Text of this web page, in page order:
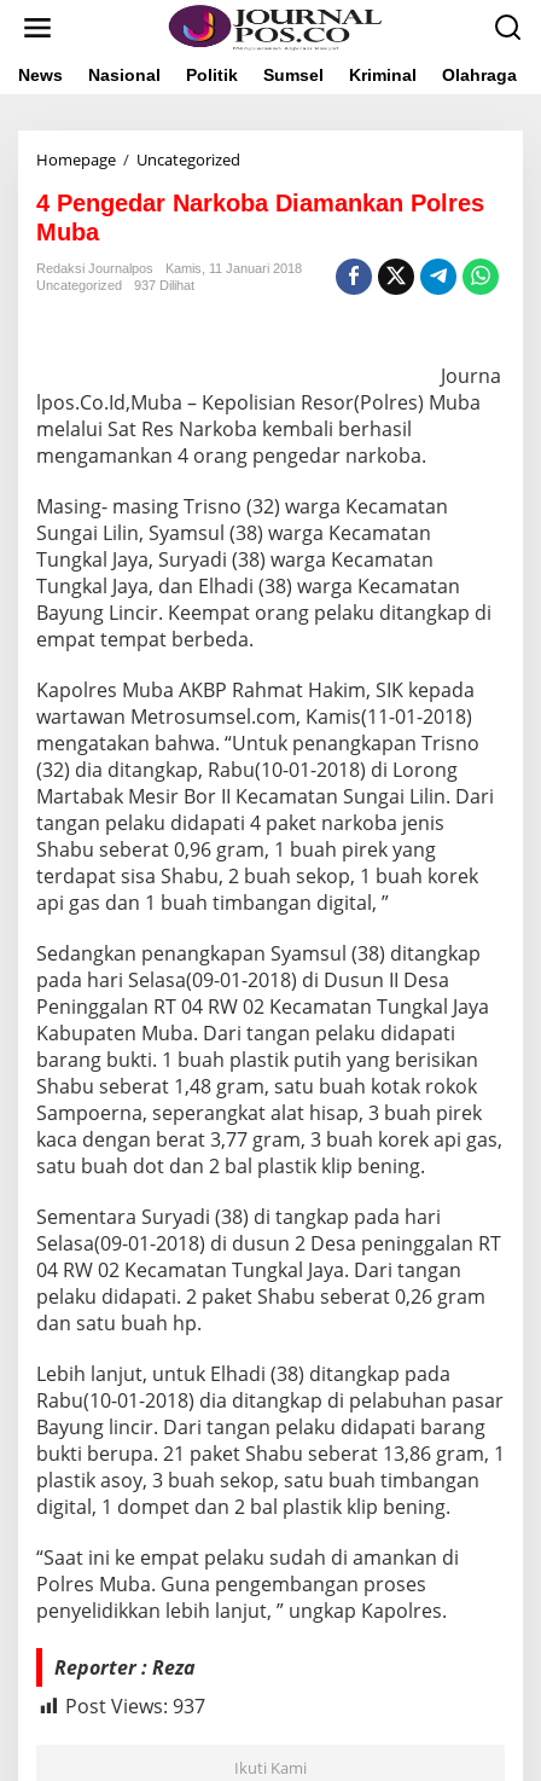
News Nasional Politik Sumsel Kriminal Olahraga
Homepage / Uncategorized
e
e
r
k
o
b
D
i
a
m
a
n
k
n
P
o
l
r
e
s
M
u
b
a
4 Pengedar Narkoba Diamankan Polres
Muba
Redaksi Journalpos
Kamis, 11 Januari 2018
Uncategorized
937 Dilihat
Journa
lpos.Co.Id,Muba – Kepolisian Resor(Polres) Muba
melalui Sat Res Narkoba kembali berhasil
mengamankan 4 orang pengedar narkoba.
Masing- masing Trisno (32) warga Kecamatan
Sungai Lilin, Syamsul (38) warga Kecamatan
Tungkal Jaya, Suryadi (38) warga Kecamatan
Tungkal Jaya, dan Elhadi (38) warga Kecamatan
Bayung Lincir. Keempat orang pelaku ditangkap di
empat tempat berbeda.
Kapolres Muba AKBP Rahmat Hakim, SIK kepada
wartawan Metrosumsel.com, Kamis(11-01-2018)
mengatakan bahwa. “Untuk penangkapan Trisno
(32) dia ditangkap, Rabu(10-01-2018) di Lorong
Martabak Mesir Bor II Kecamatan Sungai Lilin. Dari
tangan pelaku didapati 4 paket narkoba jenis
Shabu seberat 0,96 gram, 1 buah pirek yang
terdapat sisa Shabu, 2 buah sekop, 1 buah korek
api gas dan 1 buah timbangan digital, ”
Sedangkan penangkapan Syamsul (38) ditangkap
pada hari Selasa(09-01-2018) di Dusun II Desa
Peninggalan RT 04 RW 02 Kecamatan Tungkal Jaya
Kabupaten Muba. Dari tangan pelaku didapati
barang bukti. 1 buah plastik putih yang berisikan
Shabu seberat 1,48 gram, satu buah kotak rokok
Sampoerna, seperangkat alat hisap, 3 buah pirek
kaca dengan berat 3,77 gram, 3 buah korek api gas,
satu buah dot dan 2 bal plastik klip bening.
Sementara Suryadi (38) di tangkap pada hari
Selasa(09-01-2018) di dusun 2 Desa peninggalan RT
04 RW 02 Kecamatan Tungkal Jaya. Dari tangan
pelaku didapati. 2 paket Shabu seberat 0,26 gram
dan satu buah hp.
Lebih lanjut, untuk Elhadi (38) ditangkap pada
Rabu(10-01-2018) dia ditangkap di pelabuhan pasar
Bayung lincir. Dari tangan pelaku didapati barang
bukti berupa. 21 paket Shabu seberat 13,86 gram, 1
plastik asoy, 3 buah sekop, satu buah timbangan
digital, 1 dompet dan 2 bal plastik klip bening.
“Saat ini ke empat pelaku sudah di amankan di
Polres Muba. Guna pengembangan proses
penyelidikkan lebih lanjut, ” ungkap Kapolres.
Reporter : Reza
Post Views: 937
Ikuti Kami